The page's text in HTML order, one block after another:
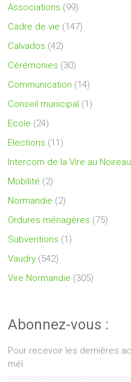
Associations (99)
Cadre de vie (147)
Calvados (42)
Cérémonies (30)
Communication (14)
Conseil municipal (1)
Ecole (24)
Elections (11)
Intercom de la Vire au Noireau
Mobilité (2)
Normandie (2)
Ordures ménagères (75)
Subventions (1)
Vaudry (542)
Vire Normandie (305)
Abonnez-vous :
Pour recevoir les dernières
mél.